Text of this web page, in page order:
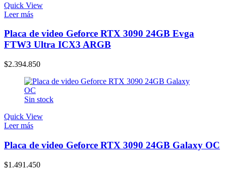
Quick View
Leer más
Placa de video Geforce RTX 3090 24GB Evga
FTW3 Ultra ICX3 ARGB
$2.394.850
Sin stock
Quick View
Leer más
Placa de video Geforce RTX 3090 24GB Galaxy OC
$1.491.450